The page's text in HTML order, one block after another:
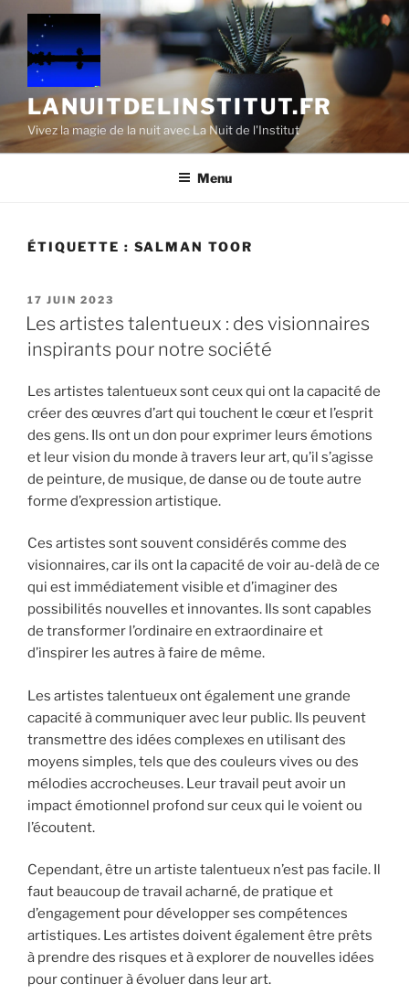
Aller
au
contenu
principal
LANUITDELINSTITUT.FR
Vivez la magie de la nuit avec La Nuit de l'Institut
Menu
ÉTIQUETTE : SALMAN TOOR
PUBLIÉ
LE
17 JUIN 2023
Les artistes talentueux : des visionnaires
inspirants pour notre société
Les artistes talentueux sont ceux qui ont la capacité de
créer des œuvres d’art qui touchent le cœur et l’esprit
des gens. Ils ont un don pour exprimer leurs émotions
et leur vision du monde à travers leur art, qu’il s’agisse
de peinture, de musique, de danse ou de toute autre
forme d’expression artistique.
Ces artistes sont souvent considérés comme des
visionnaires, car ils ont la capacité de voir au-delà de ce
qui est immédiatement visible et d’imaginer des
possibilités nouvelles et innovantes. Ils sont capables
de transformer l’ordinaire en extraordinaire et
d’inspirer les autres à faire de même.
Les artistes talentueux ont également une grande
capacité à communiquer avec leur public. Ils peuvent
transmettre des idées complexes en utilisant des
moyens simples, tels que des couleurs vives ou des
mélodies accrocheuses. Leur travail peut avoir un
impact émotionnel profond sur ceux qui le voient ou
l’écoutent.
Cependant, être un artiste talentueux n’est pas facile. Il
faut beaucoup de travail acharné, de pratique et
d’engagement pour développer ses compétences
artistiques. Les artistes doivent également être prêts
à prendre des risques et à explorer de nouvelles idées
pour continuer à évoluer dans leur art.